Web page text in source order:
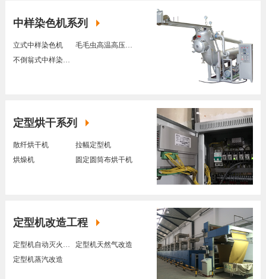
中样染色机系列
立式中样染色机
毛毛虫高温高压中样染色机
不倒翁式中样染色机
定型烘干系列
散纤烘干机
拉幅定型机
烘燥机
圆定圆筒布烘干机
定型机改造工程
定型机自动灭火装置
定型机天然气改造
定型机蒸汽改造